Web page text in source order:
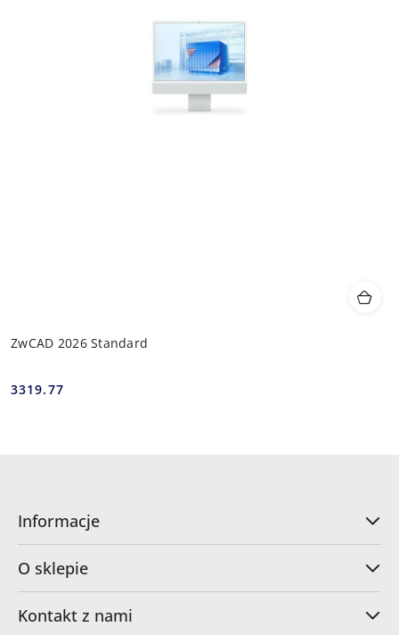
ZwCAD 2026 Standard
Cena:
3319.77
Informacje
O sklepie
Kontakt z nami